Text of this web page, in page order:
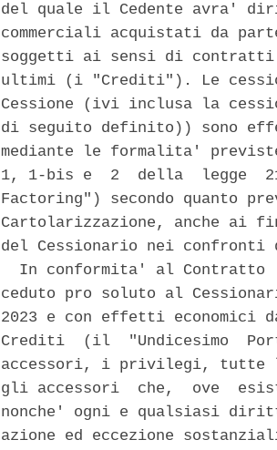
del quale il Cedente avra'
commerciali acquistati da
soggetti ai sensi di
ultimi (i "Crediti"). Le
Cessione (ivi inclusa la
di seguito definito)) sono
mediante le formalita'
1, 1-bis e  2  della  legge
Factoring") secondo quanto
Cartolarizzazione, anche ai
del Cessionario nei
In conformita' al Contratto
ceduto pro soluto al
2023 e con effetti
Crediti  (il  "Undicesimo
accessori, i privilegi, tutte
gli accessori  che,  ove
nonche' ogni e qualsiasi
azione ed eccezione